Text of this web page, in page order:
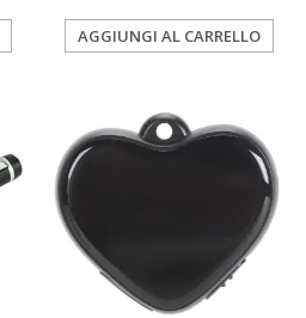
AGGIUNGI AL CARRELLO